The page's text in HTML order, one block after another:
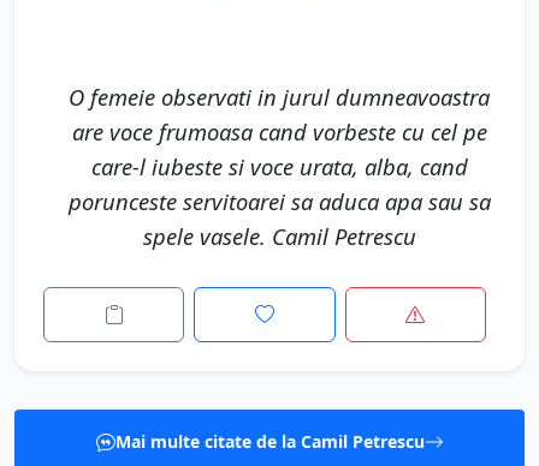
O femeie observati in jurul dumneavoastra
are voce frumoasa cand vorbeste cu cel pe
care-l iubeste si voce urata, alba, cand
porunceste servitoarei sa aduca apa sau sa
spele vasele. Camil Petrescu
Mai multe citate de la Camil Petrescu